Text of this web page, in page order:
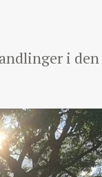
i den